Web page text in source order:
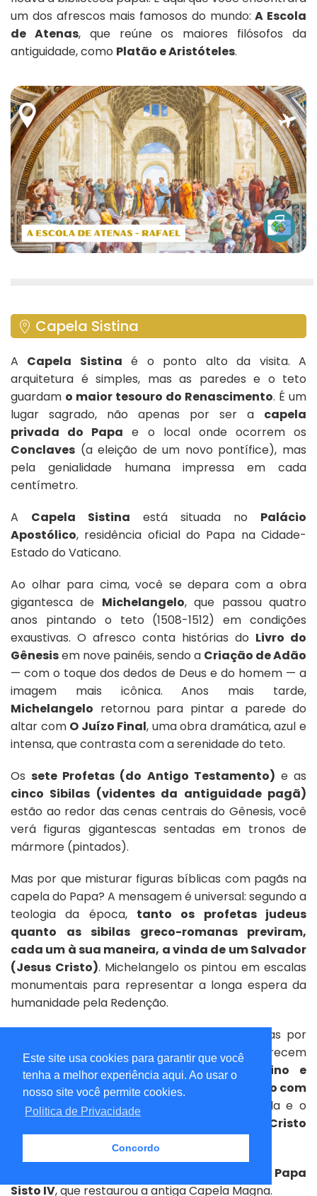
Este site usa cookies para garantir que você
tenha a melhor experiência aqui. Ao usar o
nosso site você permite cookies.
Politica de Privacidade
Concordo
um dos afrescos mais famosos do mundo:A Escola
de Atenas, que reúne os maiores filósofos da
antiguidade, como Platão e Aristóteles.
Capela Sistina
A Capela Sistina é o ponto alto da visita. A
arquitetura é simples, mas as paredes e o teto
guardam o maior tesouro do Renascimento. É um
lugar sagrado, não apenas por ser a capela
privada do Papa e o local onde ocorrem os
Conclaves (a eleição de um novo pontífice), mas
pela genialidade humana impressa em cada
centímetro.
A Capela Sistina está situada no Palácio
Apostólico, residência oficial do Papa na Cidade-
Estado do Vaticano.
Ao olhar para cima, você se depara com a obra
gigantesca de Michelangelo, que passou quatro
anos pintando o teto (1508-1512) em condições
exaustivas. O afresco conta histórias do Livro do
Gênesisem nove painéis, sendo a Criação de Adão
— com o toque dos dedos de Deus e do homem — a
imagem mais icônica. Anos mais tarde,
Michelangelo retornou para pintar a parede do
altar com O Juízo Final, uma obra dramática, azul e
intensa, que contrasta com a serenidade do teto.
Ossete Profetas (do Antigo Testamento) e as
cinco Sibilas (videntes da antiguidade pagã)
estão ao redor das cenas centrais do Gênesis, você
verá figuras gigantescas sentadas em tronos de
mármore (pintados).
Mas por que misturar figuras bíblicas com pagãs na
capela do Papa? A mensagem é universal: segundo a
teologia da época, tanto os profetas judeus
quanto as sibilas greco-romanas previram,
cada um à sua maneira, a vinda de um Salvador
(Jesus Cristo). Michelangelo os pintou em escalas
monumentais para representar a longa espera da
humanidade pela Redenção.
As paredes laterais da capela foram pintadas por
outros mestres do Renascimento que merecem
atenção, comoSandro Botticelli, Perugino e
Rosselli. Eles retrataram oVelho Testamento com
a vida de Moisés, nas paredes da esquerda e o
Novo Testamento com a vida de Jesus Cristo
.nas paredes da direita.
Papa
Sisto IV, que restaurou a antiga Capela Magna.